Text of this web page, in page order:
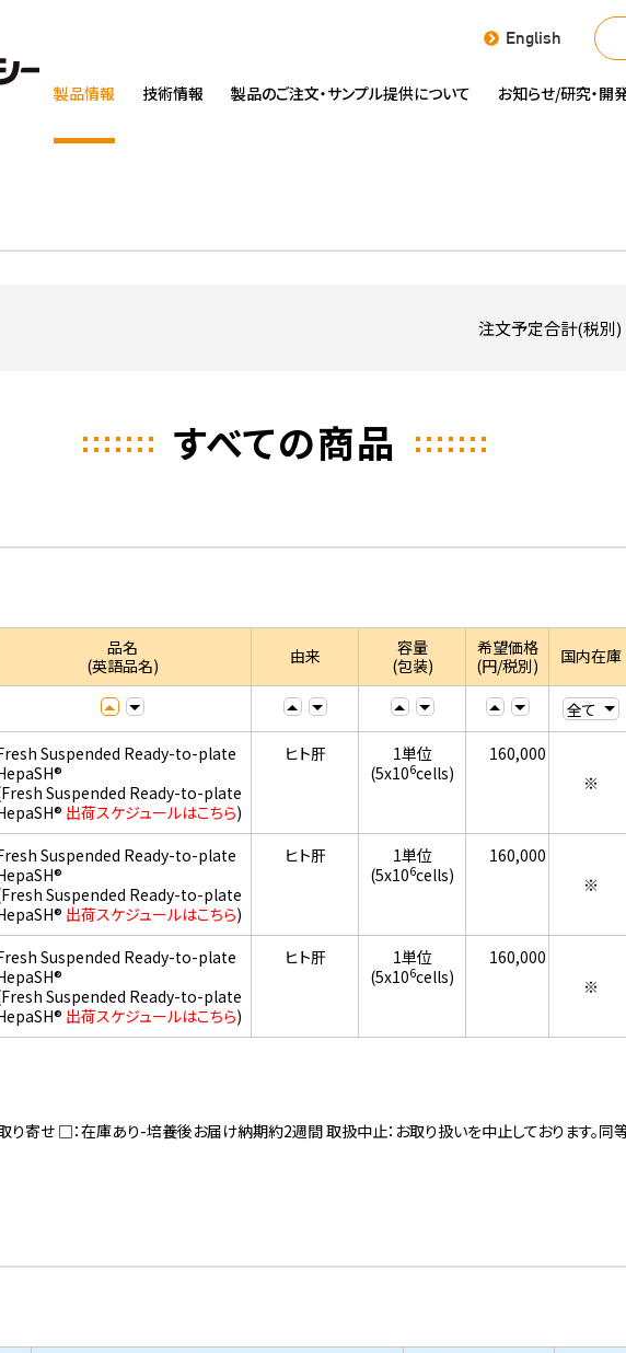
English
製品情報 技術情報 製品のご注文・サンプル提供について お知らせ/研究・開
注文予定合計(税別)
すべての商品
品名
(英語品名)
由来
容量
(包装)
希望価格
(円/税別)
国内在庫
Suspended Ready-to-plate
Suspended Ready-to-plate
出荷スケジュールはこちら)
ヒト肝
1単位
(5x106cells)
160,000
※
Suspended Ready-to-plate
Suspended Ready-to-plate
出荷スケジュールはこちら)
ヒト肝
1単位
(5x106cells)
160,000
※
Suspended Ready-to-plate
Suspended Ready-to-plate
出荷スケジュールはこちら)
ヒト肝
1単位
(5x106cells)
160,000
※
寄せ □：在庫あり-培養後お届け納期約2週間 取扱中止：お取り扱いを中止しております。同